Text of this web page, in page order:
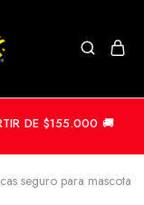
DE $155.000 🚚
seguro para mascotas